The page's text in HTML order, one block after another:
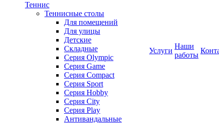
Теннис
Теннисные столы
Для помещений
Для улицы
Детские
Складные
Серия Olympic
Серия Game
Серия Compact
Серия Sport
Серия Hobby
Серия City
Серия Play
Антивандальные
Услуги
Наши
работы